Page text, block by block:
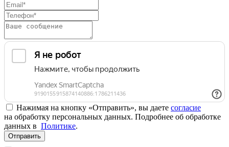
Нажимая на кнопку «Отправить», вы даете согласие
на обработку персональных данных. Подробнее об обработке
данных в Политике.
Отправить